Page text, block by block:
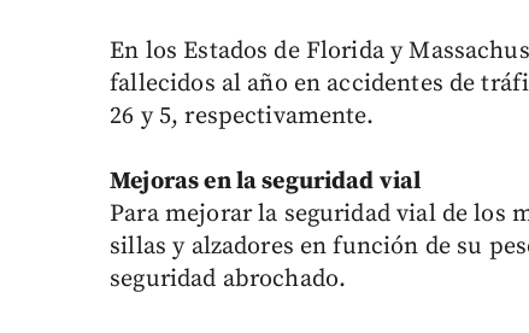
En los Estados de Florida y
fallecidos al año en accidentes de
26 y 5, respectivamente.
Mejoras en la seguridad vial
Para mejorar la seguridad vial de los
sillas y alzadores en función de su
seguridad abrochado.